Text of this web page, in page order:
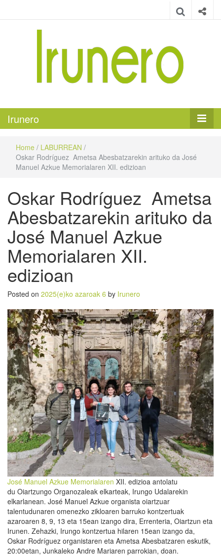
Irunero
Home / LABURREAN /
Oskar Rodríguez Ametsa Abesbatzarekin arituko da José
Manuel Azkue Memorialaren XII. edizioan
Oskar Rodríguez Ametsa
Abesbatzarekin arituko da
José Manuel Azkue
Memorialaren XII.
edizioan
Posted on 2025(e)ko azaroak 6 by Irunero
José Manuel Azkue Memorialaren XII. edizioa antolatu
du Oiartzungo Organozaleak elkarteak, Irungo Udalarekin
elkarlanean. José Manuel Azkue organista oiartzuar
talentudunaren omenezko zikloaren barruko kontzertuak
azaroaren 8, 9, 13 eta 15ean izango dira, Errenteria, Oiartzun eta
Irunen. Zehazki, Irungo kontzertua hilaren 15ean izango da,
Oskar Rodríguez organistaren eta Ametsa Abesbatzaren eskutik,
20:00etan, Junkaleko Andre Mariaren parrokian, doan.